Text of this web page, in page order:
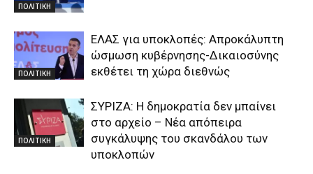
ΠΟΛΙΤΙΚΗ
ΠΟΛΙΤΙΚΗ
ΕΛΑΣ για υποκλοπές: Απροκάλυπτη
ώσμωση κυβέρνησης-Δικαιοσύνης
εκθέτει τη χώρα διεθνώς
ΠΟΛΙΤΙΚΗ
ΣΥΡΙΖΑ: Η δημοκρατία δεν μπαίνει
στο αρχείο – Νέα απόπειρα
συγκάλυψης του σκανδάλου των
υποκλοπών